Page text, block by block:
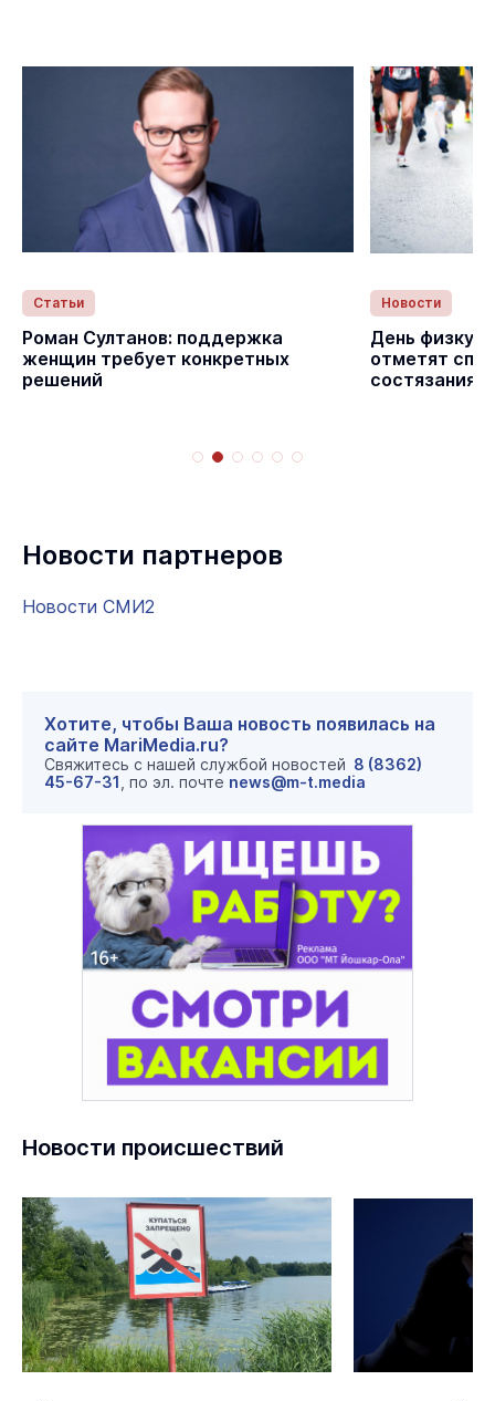
Статьи
Роман Султанов: поддержка
женщин требует конкретных
решений
Новости
День
отметят
Новости партнеров
Новости СМИ2
Хотите, чтобы Ваша новость появилась на
сайте MariMedia.ru?
Свяжитесь с нашей службой новостей 8 (8362)
45-67-31 , по эл. почте news@m-t.media
Новости происшествий